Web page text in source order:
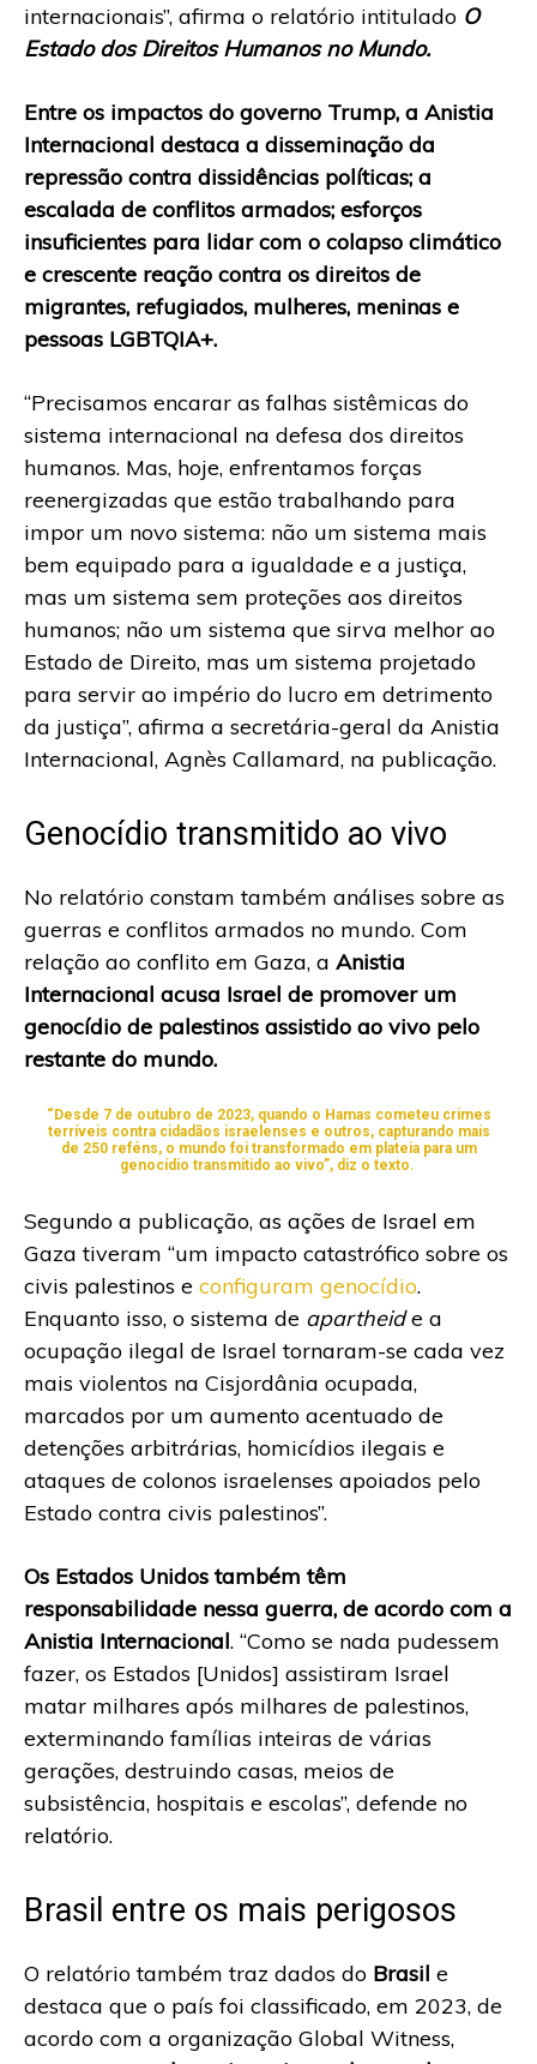
internacionais”, afirma o relatório intitulado O
Estado dos Direitos Humanos no Mundo.
Entre os impactos do governo Trump, a Anistia
Internacional destaca a disseminação da
repressão contra dissidências políticas; a
escalada de conflitos armados; esforços
insuficientes para lidar com o colapso climático
e crescente reação contra os direitos de
migrantes, refugiados, mulheres, meninas e
pessoas LGBTQIA+.
“Precisamos encarar as falhas sistêmicas do
sistema internacional na defesa dos direitos
humanos. Mas, hoje, enfrentamos forças
reenergizadas que estão trabalhando para
impor um novo sistema: não um sistema mais
bem equipado para a igualdade e a justiça,
mas um sistema sem proteções aos direitos
humanos; não um sistema que sirva melhor ao
Estado de Direito, mas um sistema projetado
para servir ao império do lucro em detrimento
da justiça”, afirma a secretária-geral da Anistia
Internacional, Agnès Callamard, na publicação.
Genocídio transmitido ao vivo
No relatório constam também análises sobre as
guerras e conflitos armados no mundo. Com
relação ao conflito em Gaza, a Anistia
Internacional acusa Israel de promover um
genocídio de palestinos assistido ao vivo pelo
restante do mundo.
“Desde 7 de outubro de 2023, quando o Hamas cometeu crimes
terríveis contra cidadãos israelenses e outros, capturando mais
de 250 reféns, o mundo foi transformado em plateia para um
genocídio transmitido ao vivo”, diz o texto.
Segundo a publicação, as ações de Israel em
Gaza tiveram “um impacto catastrófico sobre os
civis palestinos e configuram genocídio.
Enquanto isso, o sistema de apartheide a
ocupação ilegal de Israel tornaram-se cada vez
mais violentos na Cisjordânia ocupada,
marcados por um aumento acentuado de
detenções arbitrárias, homicídios ilegais e
ataques de colonos israelenses apoiados pelo
Estado contra civis palestinos”.
Os Estados Unidos também têm
responsabilidade nessa guerra, de acordo com a
Anistia Internacional. “Como se nada pudessem
fazer, os Estados [Unidos] assistiram Israel
matar milhares após milhares de palestinos,
exterminando famílias inteiras de várias
gerações, destruindo casas, meios de
subsistência, hospitais e escolas”, defende no
relatório.
Brasil entre os mais perigosos
O relatório também traz dados do Brasil e
destaca que o país foi classificado, em 2023, de
acordo com a organização Global Witness,